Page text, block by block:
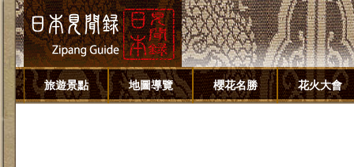
旅遊景點 地圖導覽 櫻花名勝 花火大會